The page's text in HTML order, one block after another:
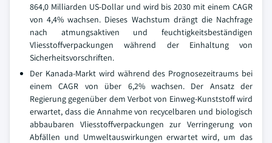
864,0 Milliarden US-Dollar und wird bis 2030 mit einem CAGR
von 4,4% wachsen. Dieses Wachstum drängt die Nachfrage
nach atmungsaktiven und feuchtigkeitsbeständigen
Vliesstoffverpackungen während der Einhaltung von
Sicherheitsvorschriften.
Der Kanada-Markt wird während des Prognosezeitraums bei
einem CAGR von über 6,2% wachsen. Der Ansatz der
Regierung gegenüber dem Verbot von Einweg-Kunststoff wird
erwartet, dass die Annahme von recycelbaren und biologisch
abbaubaren Vliesstoffverpackungen zur Verringerung von
Abfällen und Umweltauswirkungen erwartet wird, um das